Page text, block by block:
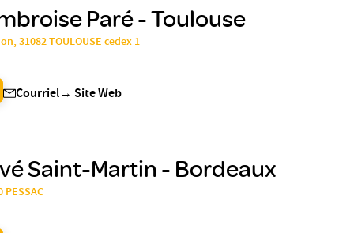
Paré - Toulouse
31082 TOULOUSE cedex 1
Courriel→ Site Web
Saint-Martin - Bordeaux